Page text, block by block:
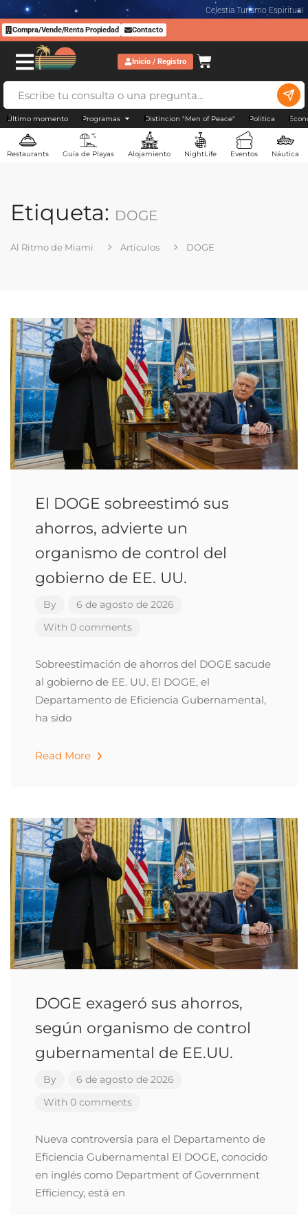
Celestia Turismo Espiritual
Compra/Vende/Renta Propiedad Contacto
Inicio / Registro
Último momento Programas Distincion "Men of Peace" Politica
Restaurants Guía de Playas Alojamiento NightLife Eventos Náutica
Etiqueta: DOGE
Al Ritmo de Miami Artículos DOGE
El DOGE sobreestimó sus
ahorros, advierte un
organismo de control del
gobierno de EE. UU.
By
6 de agosto de 2026
With 0 comments
Sobreestimación de ahorros del DOGE sacude
al gobierno de EE. UU. El DOGE, el
Departamento de Eficiencia Gubernamental,
ha sido
Read More
DOGE exageró sus ahorros,
según organismo de control
gubernamental de EE.UU.
By
6 de agosto de 2026
With 0 comments
Nueva controversia para el Departamento de
Eficiencia Gubernamental El DOGE, conocido
en inglés como Department of Government
Efficiency, está en